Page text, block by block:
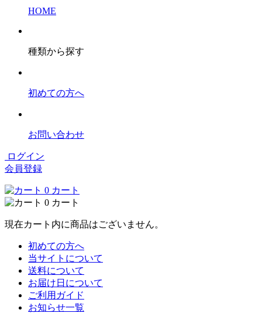
HOME
種類から探す
初めての方へ
お問い合わせ
ログイン
会員登録
0 カート
0 カート
現在カート内に商品はございません。
初めての方へ
当サイトについて
送料について
お届け日について
ご利用ガイド
お知らせ一覧